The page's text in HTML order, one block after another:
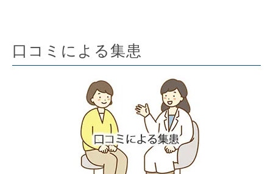
口コミによる集患